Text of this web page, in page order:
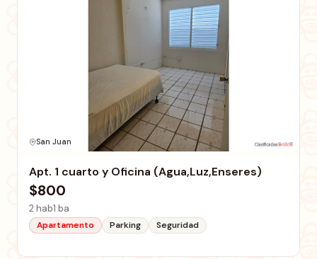
San Juan
Apt. 1 cuarto y Oficina (Agua,Luz,Enseres)
$800
2 hab1 ba
Apartamento Parking Seguridad